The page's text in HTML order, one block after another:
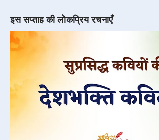
इस सप्ताह की लोकप्रिय रचनाएँ